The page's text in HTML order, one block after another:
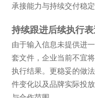
承接能力与持续交付稳定
持续跟进后续执行
由于输入信息未提供进
套文件，企业当前不宜
执行结果。更稳妥的做
件变化以及品牌实际投